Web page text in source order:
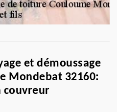
et démoussage
Mondebat 32160:
couvreur